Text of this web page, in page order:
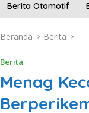
Berita Otomotif
Beranda Berita
Berita
Menag